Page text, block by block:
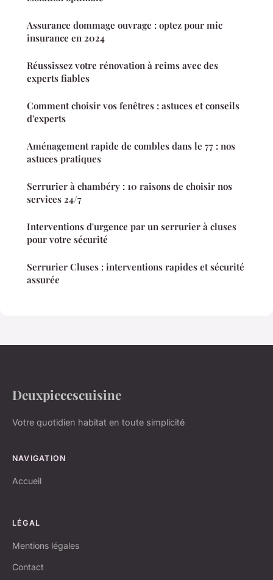
Assurance dommage ouvrage : optez pour mic
insurance en 2024
Réussissez votre rénovation à reims avec des
experts fiables
Comment choisir vos fenêtres : astuces et conseils
d'experts
Aménagement rapide de combles dans le 77 : nos
astuces pratiques
Serrurier à chambéry : 10 raisons de choisir nos
services 24/7
Interventions d'urgence par un serrurier à cluses
pour votre sécurité
Serrurier Cluses : interventions rapides et sécurité
assurée
Deuxpiecescuisine
Votre quotidien habitat en toute simplicité
NAVIGATION
Accueil
LÉGAL
Mentions légales
Contact